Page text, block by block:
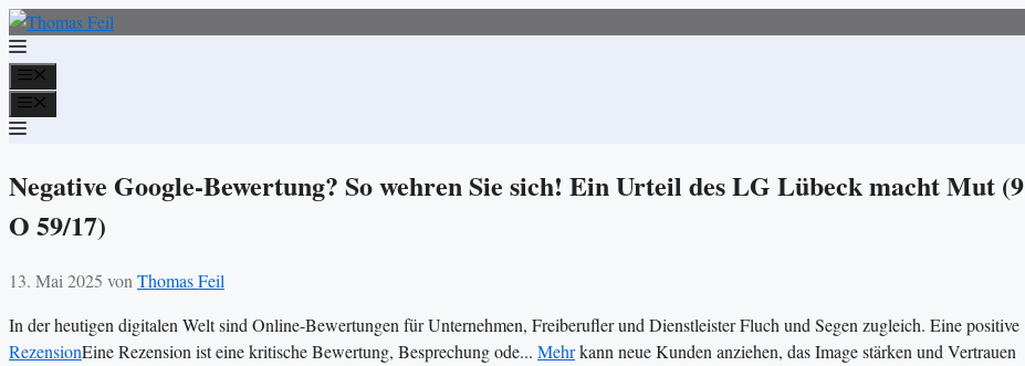
Zum
Inhalt
springen
Negative Google-Bewertung? So wehren Sie sich! Ein Urteil des LG Lübeck macht Mut (9
O 59/17)
13. Mai 2025 von Thomas Feil
In der heutigen digitalen Welt sind Online-Bewertungen für Unternehmen, Freiberufler und Dienstleister Fluch und Segen zugleich. Eine positive
RezensionEine Rezension ist eine kritische Bewertung, Besprechung ode... Mehrkann neue Kunden anziehen, das Image stärken und Vertrauen